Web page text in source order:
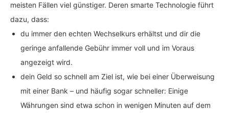
meisten Fällen viel günstiger. Deren smarte Technologie führt
dazu, dass:
du immer den echten Wechselkurs erhältst und dir die
geringe anfallende Gebühr immer voll und im Voraus
angezeigt wird.
dein Geld so schnell am Ziel ist, wie bei einer Überweisung
mit einer Bank – und häufig sogar schneller: Einige
Währungen sind etwa schon in wenigen Minuten auf dem